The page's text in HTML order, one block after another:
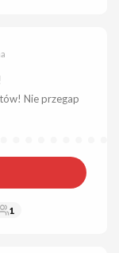
Nie przegap
1